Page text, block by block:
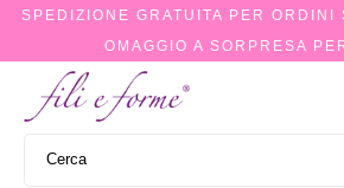
SPEDIZIONE GRATUITA PER ORDINI
OMAGGIO A SORPRESA